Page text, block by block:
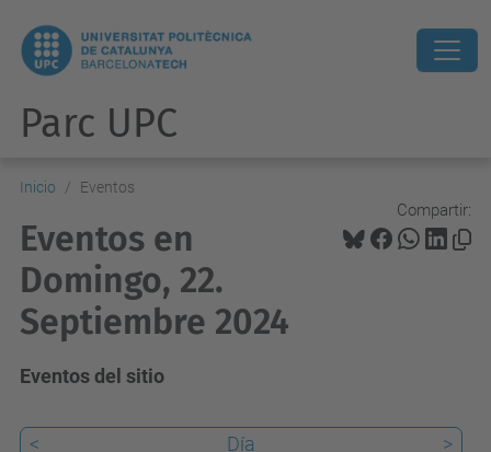
Parc UPC
Inicio Eventos
Compartir:
Eventos en
Domingo, 22.
Septiembre 2024
Eventos del sitio
< Día
>